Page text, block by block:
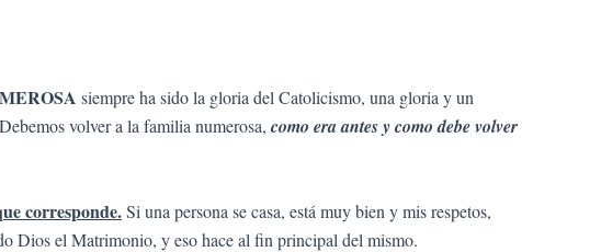
siempre ha sido la gloria del Catolicismo, una gloria y un
volver a la familia numerosa, como era antes y como debe volver
corresponde.Si una persona se casa, está muy bien y mis respetos,
Dios el Matrimonio, y eso hace al fin principal del mismo.